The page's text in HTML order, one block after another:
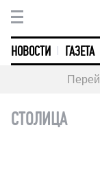
НОВОСТИ ГАЗЕТА
СТОЛИЦА